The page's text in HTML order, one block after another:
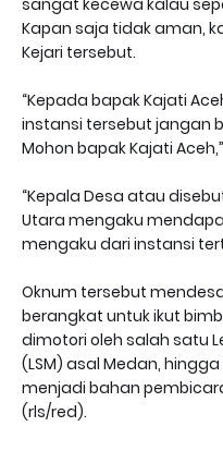
sangat kecewa kalau
Kapan saja tidak aman,
Kejari tersebut.
“Kepada bapak Kajati
instansi tersebut jangan
Mohon bapak Kajati
“Kepala Desa atau
Utara mengaku
mengaku dari instansi
Oknum tersebut
berangkat untuk ikut
dimotori oleh salah satu
(LSM) asal Medan,
menjadi bahan
(rls/red).